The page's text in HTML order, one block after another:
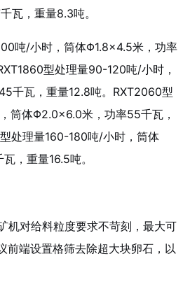
瓦，重量8.3吨。
吨/小时，筒体Φ1.8×4.5米，功率
型处理量90-120吨/小时，
千瓦，重量12.8吨。RXT2060型
筒体Φ2.0×6.0米，功率55千瓦，
处理量160-180吨/小时，筒体
，重量16.5吨。
机对给料粒度要求不苛刻，最大可
前端设置格筛去除超大块卵石，以